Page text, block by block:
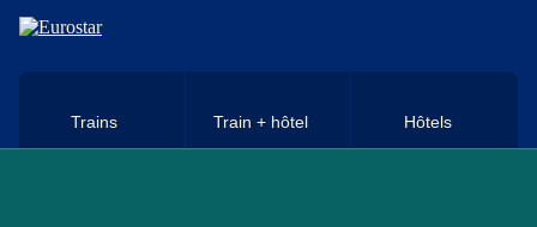
Aller au contenu principal
Trains Train + hôtel Hôtels